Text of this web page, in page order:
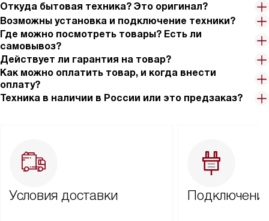
Откуда бытовая техника? Это оригинал?
Возможны установка и подключение техники?
Где можно посмотреть товары? Есть ли
самовывоз?
Действует ли гарантия на товар?
Как можно оплатить товар, и когда внести
оплату?
Техника в наличии в России или это предзаказ?
Условия доставки